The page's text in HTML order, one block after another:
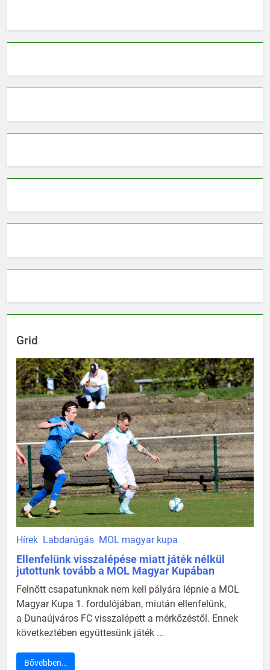
Grid
Hírek Labdarúgás MOL magyar kupa
Ellenfelünk visszalépése miatt játék nélkül
jutottunk tovább a MOL Magyar Kupában
Felnőtt csapatunknak nem kell pályára lépnie a MOL
Magyar Kupa 1. fordulójában, miután ellenfelünk,
a Dunaújváros FC visszalépett a mérkőzéstől. Ennek
következtében együttesünk játék ...
Bővebben…